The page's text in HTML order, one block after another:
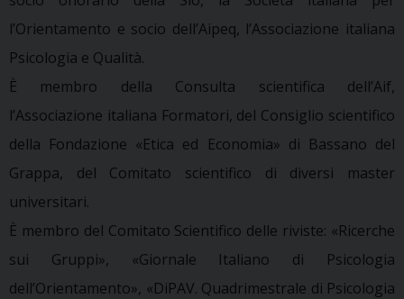
l’Orientamento e socio dell’Aipeq, l’Associazione italiana
Psicologia e Qualità.
È membro della Consulta scientifica dell’Aif,
l’Associazione italiana Formatori, del Consiglio scientifico
della Fondazione «Etica ed Economia» di Bassano del
Grappa, del Comitato scientifico di diversi master
universitari.
È membro del Comitato Scientifico delle riviste: «Ricerche
sui Gruppi», «Giornale Italiano di Psicologia
dell’Orientamento», «DiPAV. Quadrimestrale di Psicologia